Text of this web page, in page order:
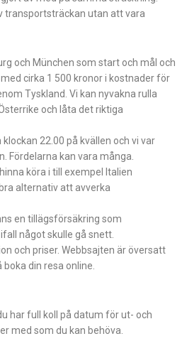
transportsträckan utan att vara
och München som start och mål och
cirka 1 500 kronor i kostnader för
Tyskland. Vi kan nyvakna rulla
och låta det riktiga
22.00 på kvällen och vi var
Fördelarna kan vara många.
köra i till exempel Italien
alternativ att avverka
en tillägsförsäkring som
något skulle gå snett.
och priser. Webbsajten är översatt
din resa online.
har full koll på datum för ut- och
med som du kan behöva.